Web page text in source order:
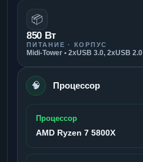
📦
850 Вт
ПИТАНИЕ · КОРПУС
Midi-Tower • 2xUSB 3.0, 2xUSB 2.0
🧠 Процессор
Процессор
AMD Ryzen 7 5800X